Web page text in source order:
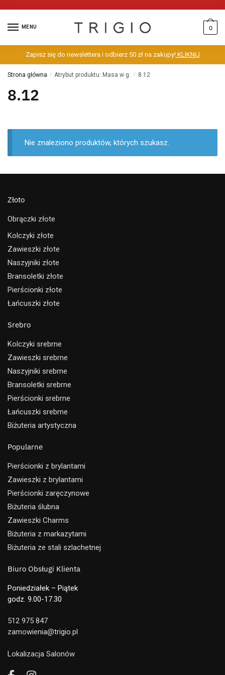
MENU 0
Zapisz się do newslettera i odbierz 50 zł na zakupy!KLIKNIJ
Strona główna / Atrybut produktu: Masa w g. / 8.12
8.12
Nie znaleziono produktów, których szukasz.
Złoto
Obrączki złote
Kolczyki złote
Zawieszki złote
Naszyjniki złote
Bransoletki złote
Pierścionki złote
Łańcuszki złote
Srebro
Kolczyki srebrne
Zawieszki srebrne
Naszyjniki srebrne
Bransoletki srebrne
Pierścionki srebrne
Łańcuszki srebrne
Biżuteria artystyczna
Popularne
Pierścionki z brylantami
Zawieszki z brylantami
Pierścionki zaręczynowe
Biżuteria ślubna
Zawieszki Charms
Biżuteria z markazytami
Biżuteria ze stali szlachetnej
Biuro Obsługi Klienta
Poniedziałek – Piątek
godz. 9.00-17.30
512 975 847
zamowienia@trigio.pl
Lokalizacja Salonów